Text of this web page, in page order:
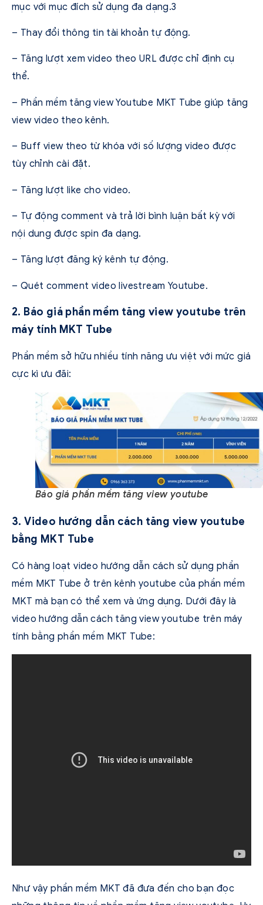
mục với mục đích sử dụng đa dạng.3
– Thay đổi thông tin tài khoản tự động.
– Tăng lượt xem video theo URL được chỉ định cụ
thể.
– Phần mềm tăng view Youtube MKT Tube giúp tăng
view video theo kênh.
– Buff view theo từ khóa với số lượng video được
tùy chỉnh cài đặt.
– Tăng lượt like cho video.
– Tự động comment và trả lời bình luận bất kỳ với
nội dung được spin đa dạng.
– Tăng lượt đăng ký kênh tự động.
– Quét comment video livestream Youtube.
2. Báo giá phần mềm tăng view youtube trên
máy tính MKT Tube
Phần mềm sở hữu nhiều tính năng ưu việt với mức giá
cực kì ưu đãi:
Báo giá phần mềm tăng view youtube
3. Video hướng dẫn cách tăng view youtube
bằng MKT Tube
Có hàng loạt video hướng dẫn cách sử dụng phần
mềm MKT Tube ở trên kênh youtube của phần mềm
MKT mà bạn có thể xem và ứng dụng. Dưới đây là
video hướng dẫn cách tăng view youtube trên máy
tính bằng phần mềm MKT Tube:
Như vậy phần mềm MKT đã đưa đến cho bạn đọc